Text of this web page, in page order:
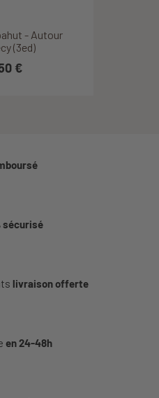
- Autour
(3ed)
€
sécurisé
livraison offerte
en 24-48h